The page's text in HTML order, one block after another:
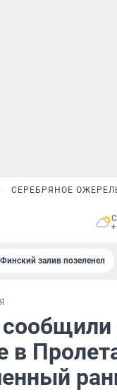
СЕРЕБРЯНОЕ
Финский залив позеленел
в